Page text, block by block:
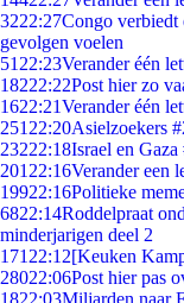
3222:27Congo verbiedt
gevolgen voelen
51 22:23Verander één
18222:22Post hier zo
1622:21Verander één
251 22:20Asielzoekers
23222:18Israel en Gaza
201 22:16Verander een
19922:16Politieke
6822:14Roddelpraat
minderjarigen deel 2
171 22:12[Keuken
28022:06Post hier pas
1822:03Miljarden naar